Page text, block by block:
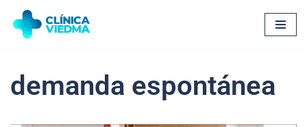
Saltar
demanda espontánea